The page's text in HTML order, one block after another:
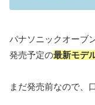
パナソニックオーブ
発売予定の最新モデ
まだ発売前なので、